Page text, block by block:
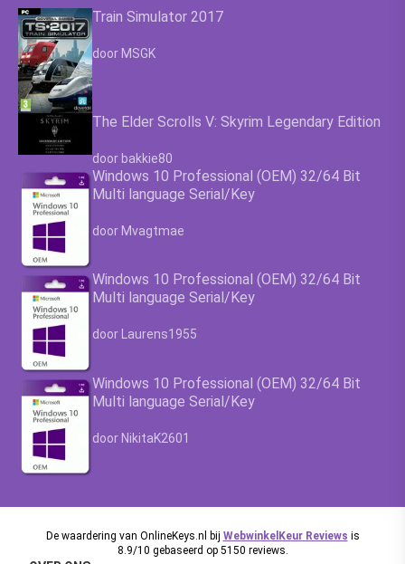
Train Simulator 2017
Waardering
door MSGK
The Elder Scrolls V: Skyrim Legendary Edition
Waardering4.63
door bakkie80
Windows 10 Professional (OEM) 32/64 Bit
Multi language Serial/Key
Waardering4.63
door Mvagtmae
Windows 10 Professional (OEM) 32/64 Bit
Multi language Serial/Key
Waardering4.63uit 5
door Laurens1955
Windows 10 Professional (OEM) 32/64 Bit
Multi language Serial/Key
Waardering4.63
door NikitaK2601
De waardering van OnlineKeys.nl bij WebwinkelKeur Reviews is
8.9/10 gebaseerd op 5150 reviews.